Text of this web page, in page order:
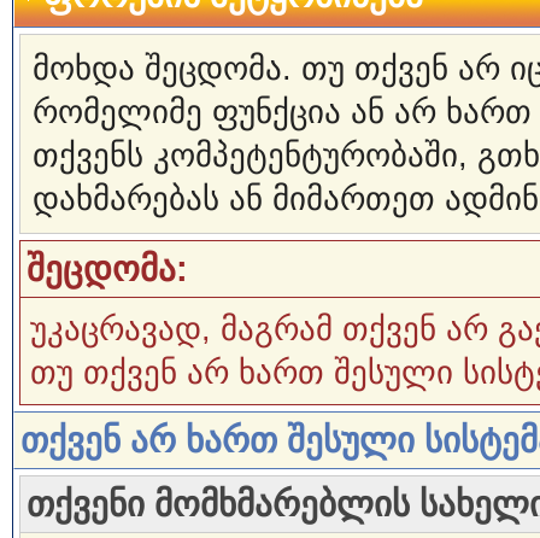
მოხდა შეცდომა. თუ თქვენ არ
რომელიმე ფუნქცია ან არ ხართ
თქვენს კომპეტენტურობაში,
დახმარებას ან მიმართეთ
შეცდომა:
უკაცრავად, მაგრამ თქვენ არ
თუ თქვენ არ ხართ შესული
თქვენ არ ხართ შესული
თქვენი მომხმარებლის